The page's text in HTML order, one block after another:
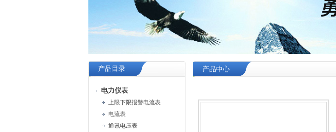
产品目录
电力仪表
上限下限报警电流表
电流表
通讯电压表
产品中心